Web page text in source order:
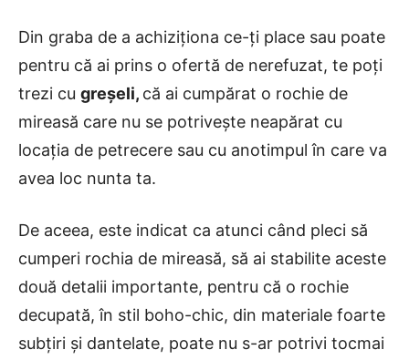
Din graba de a achiziționa ce-ți place sau poate
pentru că ai prins o ofertă de nerefuzat, te poți
trezi cu greșeli, că ai cumpărat o rochie de
mireasă care nu se potrivește neapărat cu
locația de petrecere sau cu anotimpul în care va
avea loc nunta ta.
De aceea, este indicat ca atunci când pleci să
cumperi rochia de mireasă, să ai stabilite aceste
două detalii importante, pentru că o rochie
decupată, în stil boho-chic, din materiale foarte
subțiri și dantelate, poate nu s-ar potrivi tocmai